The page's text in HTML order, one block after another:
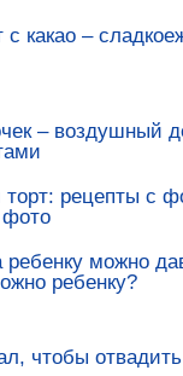
какао –
– воздушный
рецепты с
фото
ребенку можно
ребенку?
чтобы